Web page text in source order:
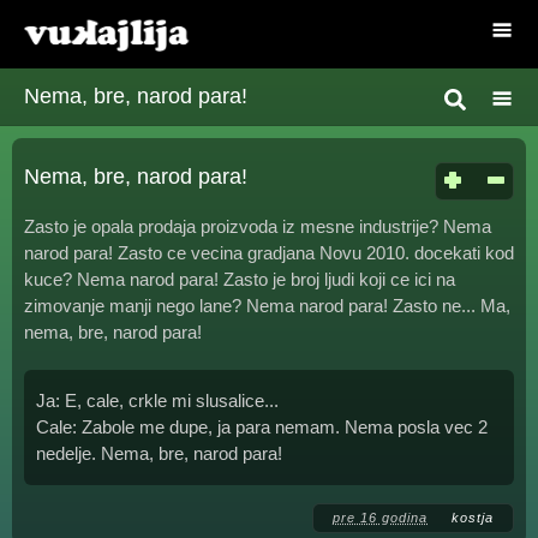
Nema, bre, narod para!
Nema, bre, narod para!
Zasto je opala prodaja proizvoda iz mesne industrije? Nema
narod para! Zasto ce vecina gradjana Novu 2010. docekati kod
kuce? Nema narod para! Zasto je broj ljudi koji ce ici na
zimovanje manji nego lane? Nema narod para! Zasto ne... Ma,
nema, bre, narod para!
Ja: E, cale, crkle mi slusalice...
Cale: Zabole me dupe, ja para nemam. Nema posla vec 2
nedelje. Nema, bre, narod para!
pre 16 godina kostja